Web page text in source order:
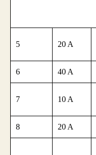
5 20 A
6 40 A
7 10 A
8 20 A